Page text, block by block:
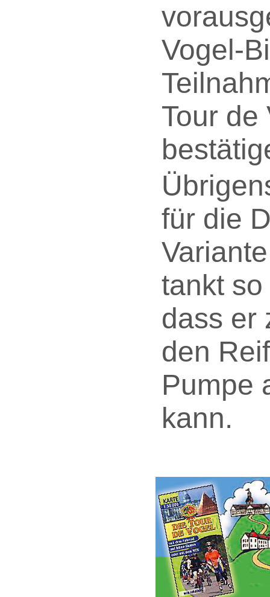
Vogel-
Tour de
für die
tankt
dass er
den
Pumpe
kann.